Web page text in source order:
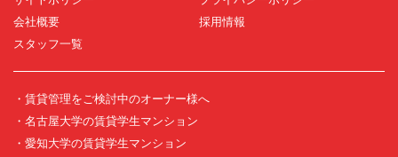
会社概要
採用情報
スタッフ一覧
・賃貸管理をご検討中のオーナー様へ
・名古屋大学の賃貸学生マンション
・愛知大学の賃貸学生マンション